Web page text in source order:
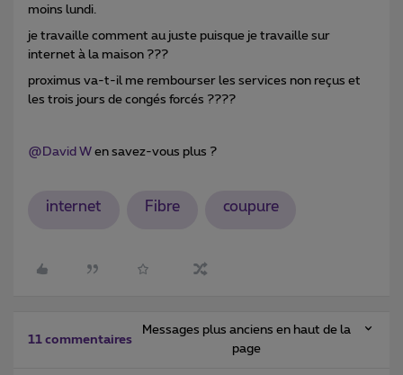
moins lundi.
je travaille comment au juste puisque je travaille sur
internet à la maison ???
proximus va-t-il me rembourser les services non reçus et
les trois jours de congés forcés ????
@David W en savez-vous plus ?
internet Fibre coupure
11 commentaires
Messages plus anciens en haut de la
page